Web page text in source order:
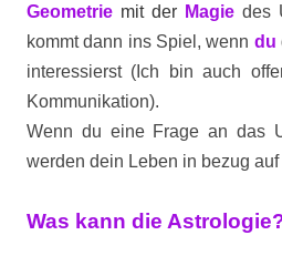
Geometrie mit der Magie des
kommt dann ins Spiel, wenn du
interessierst (Ich bin auch
Kommunikation).
Wenn du eine Frage an das
werden dein Leben in bezug
Was kann die